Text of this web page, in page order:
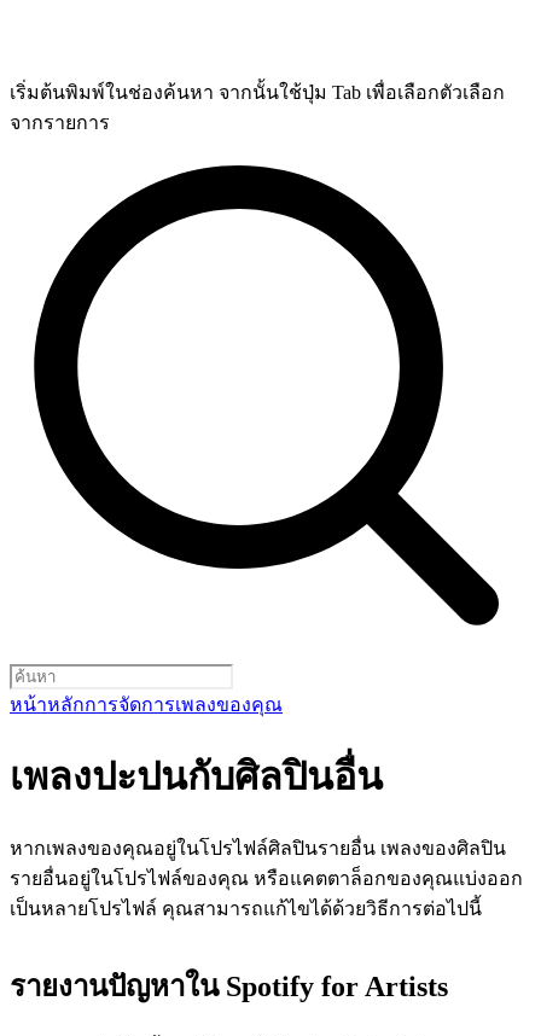
เริ่มต้นพิมพ์ในช่องค้นหา จากนั้นใช้ปุ่ม Tab เพื่อเลือกตัวเลือก
จากรายการ
หน้าหลักการจัดการเพลงของคุณ
เพลงปะปนกับศิลปินอื่น
หากเพลงของคุณอยู่ในโปรไฟล์ศิลปินรายอื่น เพลงของศิลปิน
รายอื่นอยู่ในโปรไฟล์ของคุณ หรือแคตตาล็อกของคุณแบ่งออก
เป็นหลายโปรไฟล์ คุณสามารถแก้ไขได้ด้วยวิธีการต่อไปนี้
รายงานปัญหาใน Spotify for Artists